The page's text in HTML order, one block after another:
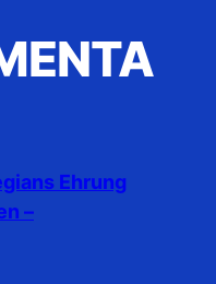
Ehrung
–